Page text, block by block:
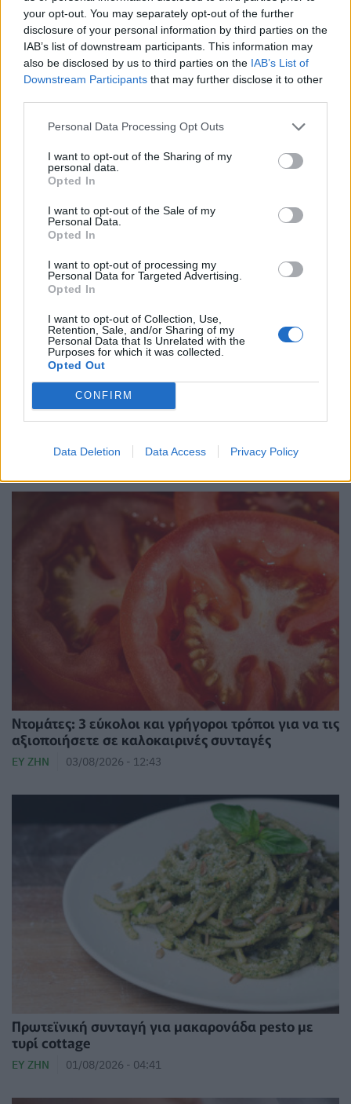
your opt-out. You may separately opt-out of the further
disclosure of your personal information by third parties on the
IAB’s list of downstream participants. This information may
also be disclosed by us to third parties on the IAB’s List of
Downstream Participants that may further disclose it to other
Personal Data Processing Opt Outs
I want to opt-out of the Sharing of my
personal data.
Opted In
I want to opt-out of the Sale of my
Personal Data.
Opted In
I want to opt-out of processing my
Personal Data for Targeted Advertising.
Opted In
I want to opt-out of Collection, Use,
Retention, Sale, and/or Sharing of my
Personal Data that Is Unrelated with the
Purposes for which it was collected.
Opted Out
CONFIRM
Data Deletion Data Access Privacy Policy
κατά των ρύπων - Στο HS ο
καθηγητής Νίκος Παπαδόπουλος
15 Δεκεμβρίου 2024
ΣΧΕΤΙΚΑ ΑΡΘΡΑ
Cheesecake ψυγείου: Η πιο εύκολη εκδοχή της
04/08/2026 - 06:29
Ντομάτες: 3 εύκολοι και γρήγοροι τρόποι για να τις
αξιοποιήσετε σε καλοκαιρινές συνταγές
ΕΥ ΖΗΝ 03/08/2026 - 12:43
Πρωτεϊνική συνταγή για μακαρονάδα pesto με
τυρί cottage
ΕΥ ΖΗΝ 01/08/2026 - 04:41